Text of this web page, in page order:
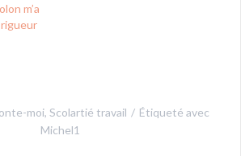
m’a
moi, Scolartié travail
Étiqueté avec
Michel1